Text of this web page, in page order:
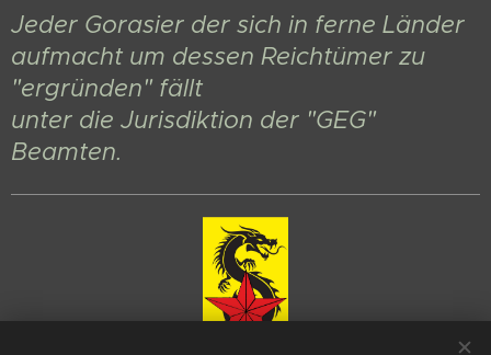
Jeder Gorasier der sich in ferne Länder
aufmacht um dessen Reichtümer zu
"ergründen" fällt
unter die Jurisdiktion der "GEG"
Beamten.